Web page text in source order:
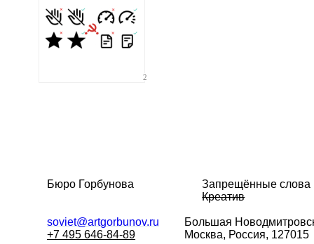
2
Бюро Горбунова
Запрещённые слова
Креатив
soviet@artgorbunov.ru
+7 495 646-84-89
Большая
Москва, Россия, 127015